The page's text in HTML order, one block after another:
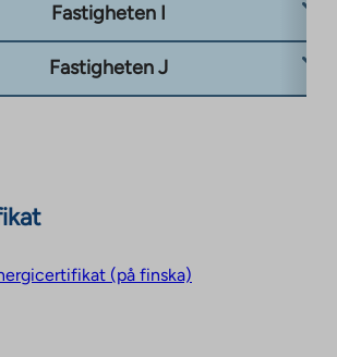
Fastigheten I
Fastigheten J
(på finska)